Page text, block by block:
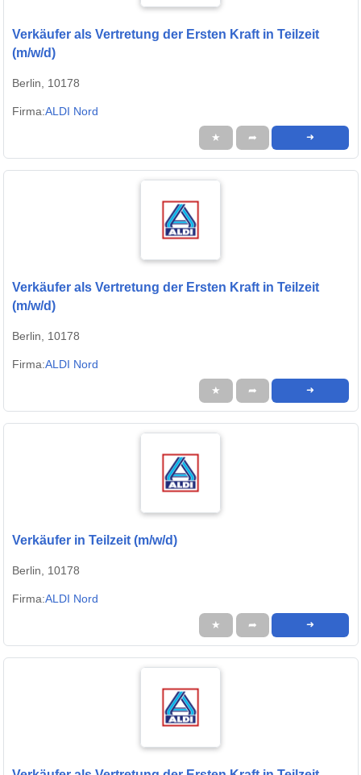
Verkäufer als Vertretung der Ersten Kraft in Teilzeit
(m/w/d)
Berlin, 10178
Firma:ALDI Nord
★ ➦ ➜
Verkäufer als Vertretung der Ersten Kraft in Teilzeit
(m/w/d)
Berlin, 10178
Firma:ALDI Nord
★ ➦ ➜
Verkäufer in Teilzeit (m/w/d)
Berlin, 10178
Firma:ALDI Nord
★ ➦ ➜